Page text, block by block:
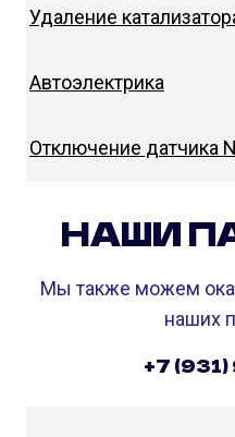
Удаление
Автоэлектрика
Отключение датчика
НАШИ
Мы также можем
наших
+7